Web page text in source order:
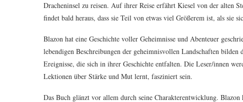
Dracheninsel zu reisen. Auf ihrer Reise erfährt Kiesel von der alten
findet bald heraus, dass sie Teil von etwas viel Größerem ist, als sie
Blazon hat eine Geschichte voller Geheimnisse und Abenteuer
lebendigen Beschreibungen der geheimnisvollen Landschaften
Ereignisse, die sich in ihrer Geschichte entfalten. Die Leser/innen
Lektionen über Stärke und Mut lernt, fasziniert sein.
Das Buch glänzt vor allem durch seine Charakterentwicklung.